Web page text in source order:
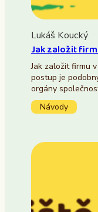
Lukáš Koucký
Jak založit
Jak založit firmu
postup je
orgány
Návody